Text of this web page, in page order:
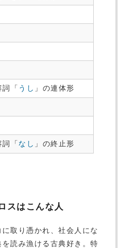
「 うし 」の連体形
「 なし 」の終止形
スはこんな人
取り憑かれ、社会人にな
読み漁ける古典好き。特